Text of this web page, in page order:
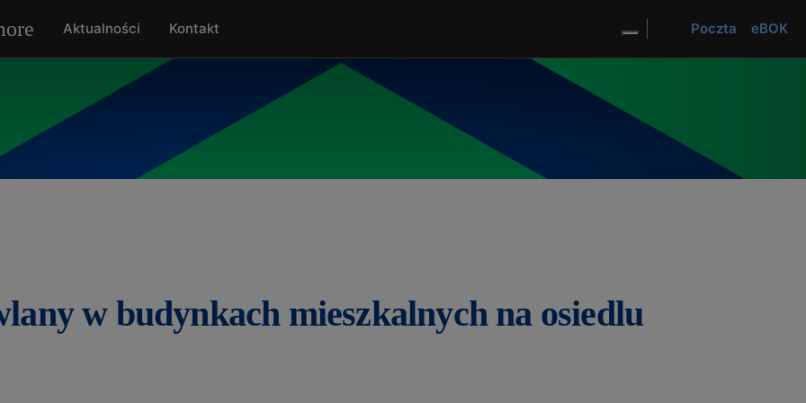
Aktualności Kontakt
Dostosuj wygląd strony
TVSMTVK SM
Poczta eBOK
w budynkach mieszkalnych na osiedlu